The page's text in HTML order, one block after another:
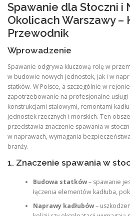
Spawanie dla Stoczni i
Okolicach Warszawy –
Przewodnik
Wprowadzenie
Spawanie odgrywa kluczową rolę w
w budowie nowych jednostek, jak i w
statków. W Polsce, a szczególnie w
zapotrzebowanie na profesjonalne
konstrukcjami stalowymi, remontami
jednostek rzecznych i morskich. Ten
przedstawia znaczenie spawania w
w naprawach, wymagania
branży.
1. Znaczenie spawania w
Budowa statków– spawanie
łączenia elementów kadłuba,
Naprawy kadłubów–